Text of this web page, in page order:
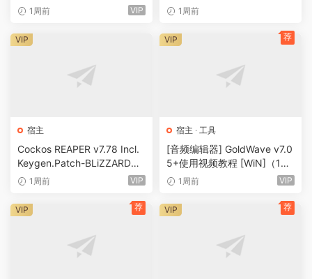
atched+Keygen-GUISEPPE
B）
1周前 VIP
版 200G+ 激活码授权 全新界
1周前
宿主
Cockos REAPER v7.78 Incl.
Keygen.Patch-BLiZZARD
[WiN]（33.3MB）
1周前 VIP
VIP
宿主 · 工具
[音频编辑器] GoldWave v7.0
5+使用视频教程 [WiN]（14.
9MB+）
1周前 VIP
VIP 荐
VIP 荐 VIP 荐